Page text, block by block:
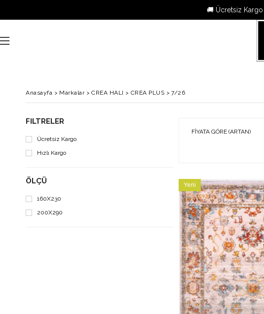
🚚 Ücretsiz Kargo
Anasayfa > Markalar> CREA HALI > CREA PLUS > 7/26
FILTRELER
Ücretsiz Kargo
Hızlı Kargo
ÖLÇÜ
160X230
200X290
FIYATA GÖRE (ARTAN)
Yeni
Ürün